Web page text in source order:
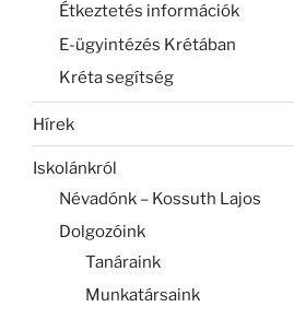
Étkeztetés információk
E-ügyintézés Krétában
Kréta segítség
Hírek
Iskolánkról
Névadónk – Kossuth Lajos
Dolgozóink
Tanáraink
Munkatársaink